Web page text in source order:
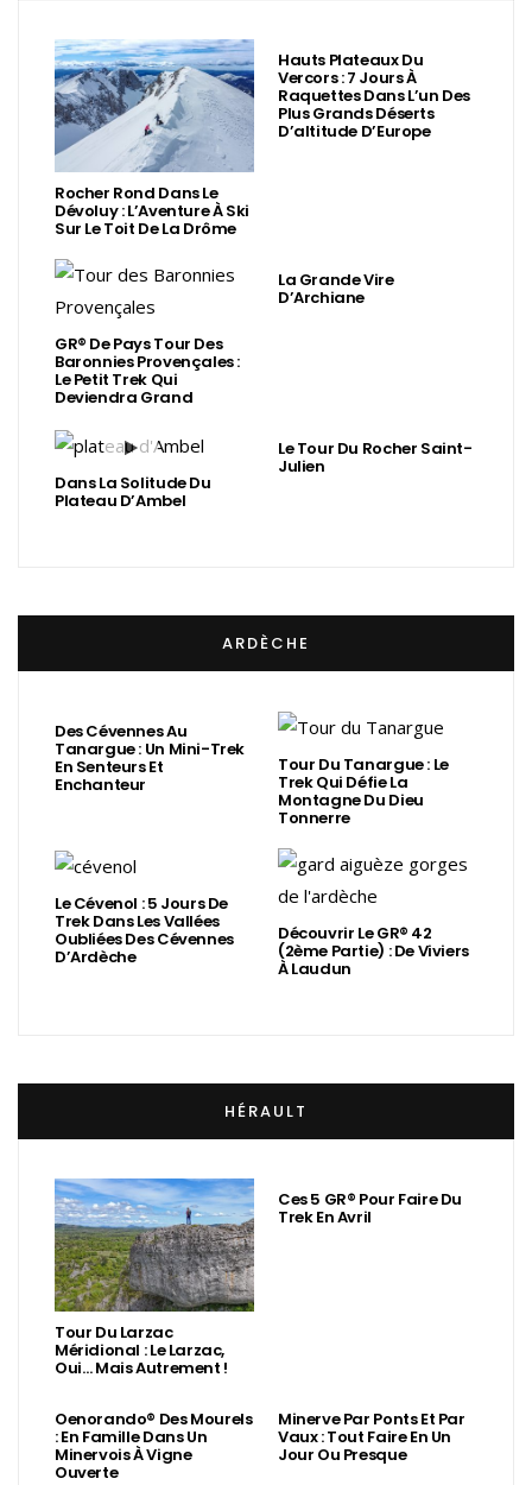
Rocher Rond Dans Le
Dévoluy : L’Aventure À Ski
Sur Le Toit De La Drôme
Hauts Plateaux Du
Vercors : 7 Jours À
Raquettes Dans L’un Des
Plus Grands Déserts
D’altitude D’Europe
GR® De Pays Tour Des
Baronnies Provençales :
Le Petit Trek Qui
Deviendra Grand
La Grande Vire
D’Archiane
Dans La Solitude Du
Plateau D’Ambel
Le Tour Du Rocher Saint-
Julien
ARDÈCHE
Des Cévennes Au
Tanargue : Un Mini-Trek
En Senteurs Et
Enchanteur
Tour Du Tanargue : Le
Trek Qui Défie La
Montagne Du Dieu
Tonnerre
Le Cévenol : 5 Jours De
Trek Dans Les Vallées
Oubliées Des Cévennes
D’Ardèche
Découvrir Le GR® 42
(2ème Partie) : De Viviers
À Laudun
HÉRAULT
Tour Du Larzac
Méridional : Le Larzac,
Oui… Mais Autrement !
Ces 5 GR® Pour Faire Du
Trek En Avril
Oenorando® Des Mourels
: En Famille Dans Un
Minervois À Vigne
Ouverte
Minerve Par Ponts Et Par
Vaux : Tout Faire En Un
Jour Ou Presque